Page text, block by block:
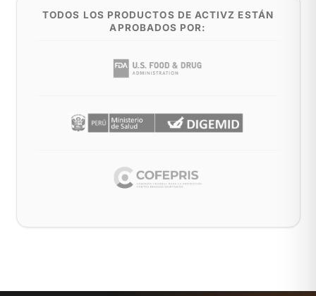
TODOS LOS PRODUCTOS DE ACTIVZ ESTÁN
APROBADOS POR: